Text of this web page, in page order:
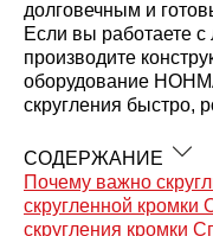
долговечным и
Если вы работаете
производите
оборудование
скругления быстро,
СОДЕРЖАНИЕ
Почему важно
скругленной кромки
скругления кромки